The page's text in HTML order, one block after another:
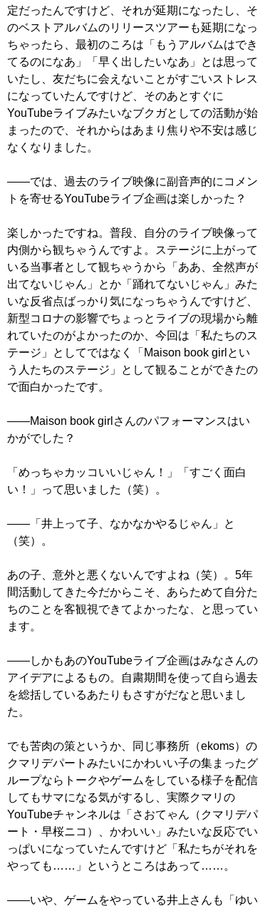
定だったんですけど、それが延期になったし、そ
のベストアルバムのリリースツアーも延期になっ
ちゃったら、最初のころは「もうアルバムはでき
てるのになあ」「早く出したいなあ」とは思って
いたし、友だちに会えないことがすごいストレス
になっていたんですけど、そのあとすぐに
YouTubeライブみたいなブクガとしての活動が始
まったので、それからはあまり焦りや不安は感じ
なくなりました。
――では、過去のライブ映像に副音声的にコメン
トを寄せるYouTubeライブ企画は楽しかった？
楽しかったですね。普段、自分のライブ映像って
内側から観ちゃうんですよ。ステージに上がって
いる当事者として観ちゃうから「ああ、全然声が
出てないじゃん」とか「踊れてないじゃん」みた
いな反省点ばっかり気になっちゃうんですけど、
新型コロナの影響でちょっとライブの現場から離
れていたのがよかったのか、今回は「私たちのス
テージ」としてではなく「Maison book girlとい
う人たちのステージ」として観ることができたの
で面白かったです。
――Maison book girlさんのパフォーマンスはい
かがでした？
「めっちゃカッコいいじゃん！」「すごく面白
い！」って思いました（笑）。
――「井上って子、なかなかやるじゃん」と
（笑）。
あの子、意外と悪くないんですよね（笑）。5年
間活動してきた今だからこそ、あらためて自分た
ちのことを客観視できてよかったな、と思ってい
ます。
――しかもあのYouTubeライブ企画はみなさんの
アイデアによるもの。自粛期間を使って自ら過去
を総括しているあたりもさすがだなと思いまし
た。
でも苦肉の策というか、同じ事務所（ekoms）の
クマリデパートみたいにかわいい子の集まったグ
ループならトークやゲームをしている様子を配信
してもサマになる気がするし、実際クマリの
YouTubeチャンネルは「さおてゃん（クマリデパ
ート・早桜ニコ）、かわいい」みたいな反応でい
っぱいになっていたんですけど「私たちがそれを
やっても……」というところはあって……。
――いや、ゲームをやっている井上さんも「ゆい